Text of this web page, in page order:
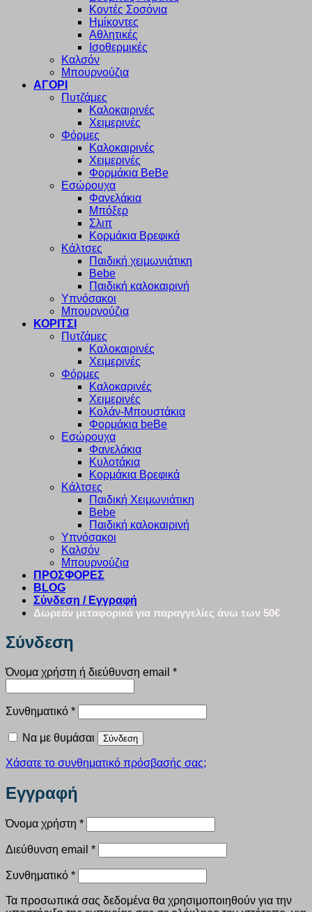
Κοντές Σοσόνια
Ημίκοντες
Αθλητικές
Ισοθερμικές
Καλσόν
Μπουρνούζια
ΑΓΟΡΙ
Πυτζάμες
Καλοκαιρινές
Χειμερινές
Φόρμες
Καλοκαιρινές
Χειμερινές
Φορμάκια BeBe
Εσώρουχα
Φανελάκια
Μπόξερ
Σλιπ
Κορμάκια Βρεφικά
Κάλτσες
Παιδική χειμωνιάτικη
Bebe
Παιδική καλοκαιρινή
Υπνόσακοι
Μπουρνούζια
ΚΟΡΙΤΣΙ
Πυτζάμες
Καλοκαιρινές
Χειμερινές
Φόρμες
Καλοκαρινές
Χειμερινές
Κολάν-Μπουστάκια
Φορμάκια beBe
Εσώρουχα
Φανελάκια
Κυλοτάκια
Κορμάκια Βρεφικά
Κάλτσες
Παιδική Χειμωνιάτικη
Bebe
Παιδική καλοκαιρινή
Υπνόσακοι
Καλσόν
Μπουρνούζια
ΠΡΟΣΦΟΡΕΣ
BLOG
Σύνδεση / Εγγραφή
Δωρεάν μεταφορικά για παραγγελίες άνω των 50€
Σύνδεση
Όνομα χρήστη ή διεύθυνση email *Απαιτείται
Συνθηματικό *Απαιτείται
Να με θυμάσαι Σύνδεση
Χάσατε το συνθηματικό πρόσβασής σας;
Εγγραφή
Όνομα χρήστη *Απαιτείται
Διεύθυνση email *Απαιτείται
Συνθηματικό *Απαιτείται
Τα προσωπικά σας δεδομένα θα χρησιμοποιηθούν για την